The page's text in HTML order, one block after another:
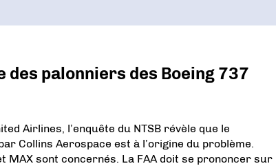
des palonniers des Boeing 737
Airlines, l’enquête du NTSB révèle que le
Collins Aerospace est à l’origine du problème.
MAX sont concernés. La FAA doit se prononcer sur